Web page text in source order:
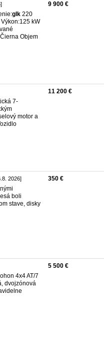
glk 220
kW
Objem
9 900 €
7-
motor a
11 200 €
2026]
boli
stave, disky
350 €
4x4 AT/7
dvojzónová
5 500 €